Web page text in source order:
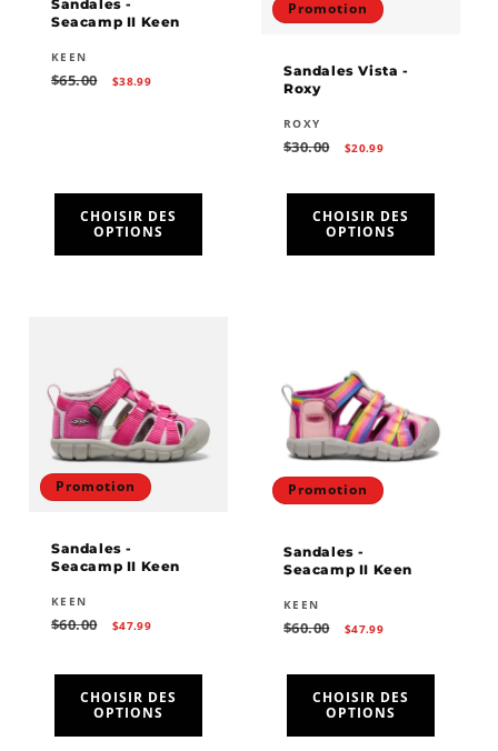
Sandales -
Seacamp II Keen
Fournisseur :
KEEN
Prix
$65.00
Prix
$38.99
CHOISIR DES
OPTIONS
Promotion
Sandales Vista -
Roxy
Fournisseur :
ROXY
Prix
$30.00
Prix
$20.99
CHOISIR DES
OPTIONS
Promotion
Sandales -
Seacamp II Keen
Fournisseur :
KEEN
Prix
$60.00
Prix
$47.99
CHOISIR DES
OPTIONS
Promotion
Sandales -
Seacamp II Keen
Fournisseur :
KEEN
Prix
$60.00
Prix
$47.99
CHOISIR DES
OPTIONS